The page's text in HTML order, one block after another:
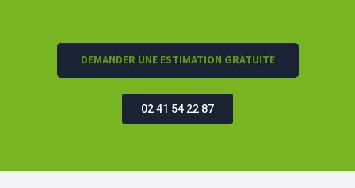
DEMANDER UNE ESTIMATION GRATUITE
02 41 54 22 87